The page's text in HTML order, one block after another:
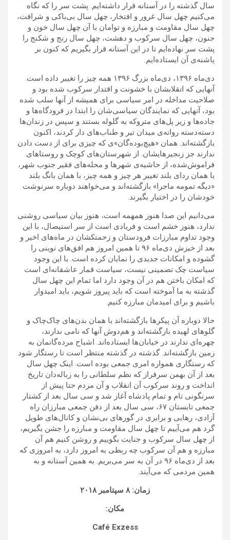
سال گذشته را در آستانه قرار داشته‌ایم. پشت سر را که نگاه
می‌کنیم چهل سال غرور و افتخار، چهل سال بی‌باکی و شرافت،
چهل سال مقاومت و مبارزه و توامان با آن چهل سال خون و
جنون، چهل سال سرکوب و دهشت، چهل سال رنج و شکنج را
پشت سر نهاده‌ایم تا در این آستانه قرار بگیریم که کنون بر
پاشنه‌ی آن ایستاده‌ایم.
دی‌ماه ۱۳۹۶، دی‌ماه بزرگ ۱۳۹۶ همه چیز را تغییر داده است.
آنهایی که انقلابشان با خشونت و اقتدار سرکوب شده بود و
صلاحیت مداخله در امر سیاسی برای همیشه از آنها سلب شده
بود، آنهایی که نمایندگان سیاسی‌شان را ابتدا در فرودگاه‌ها و
جاده‌ها و زیر پل‌های متروکه به گلوله بستند و سپس در زندان‌ها
دسته‌دسته روانه‌ی میدان تیر و طناب‌های دار کردند، اکنون
بازگشته‌اند. همان «هیچ‌بوده‌گان»ی که چیزی برای از دست دادن
ندارند جز زنجیرهایشان. از شهرستان‌های کوچک و روستاهای
فراموش‌شده، از حاشیه‌ی شهرها و محله‌های فقیر جنوب شهر،
با همان ردای بلند تغییر هر چیز و همه چیز، با همان بانگ بلند
«دیگه تمومه ماجرا» بازگشته‌اند و می‌خواهند دوباره سرنوشت
خودشان را در اختیار بگیرند.
می‌دانیم این صدا هنوز همهمه است، هنوز بیان سیاسی روشنی
ندارد، هنوز خشم است و فریادی است از سر استیصال، با این
وجود تداوم مبارزات فرودستان و زحمتکشان در ماه‌های اخیر و
بعد از خیزش دی‌ماه ۹۶ تا همین امروز هم افق‌های نوینی را
گشوده و امکانات جدیدی را نمایان کرده است. با این وجود
سیاست چک تضمینی نیست، سیاست قمار عاشقانه‌ای است
که امکان باختن هم در آن وجود دارد اما تمام این چهل سال
گذشته به ما آموخته است که باید پیروز شویم، باید امیدوار
باشیم و برای امیدمان مبارزه کنیم.
حالا دوباره آن پیکرها بازگشته‌اند با همان بدن‌های چاک‌چاک و
گلوهای لهیده بازگشته‌اند و هم‌دوش آنها که نامی ندارند،
چهره‌ای ندارند در خیابان‌ها ایستاده‌اند. اشباح مرده‌گانمان به
زمین بازگشته‌اند. گذشته در گذشته منتظر است تا رستگار شود
که رستگاری همواره امری جمعی بوده است. اینک چهل سال
بعد از آن بهمن سرفراز که نظم سلطانی را به زباله‌دان تاریخ
انداخت و روند سرکوب آن انقلاب و آن مردم حتا پیش از
سرنگونی تام و تمام پادشاه آغاز شد و سی سال بعد از کشتار
جمعی تابستان ۶۷، سی سال بعد از دفن جمعی مبارزان راه
آزادی، رهایی و برابری در گورهای بی‌نشان و کانال‌های طویل
گرد هم می‌آییم تا چهل سال مقاومت و مبارزه را جشن بگیریم،
از چهل سال سرکوب و جنایت بگوییم و روشن کنیم هم آن
مبارزه و هم آن سرکوب چه ربطی به امروز دارد، به امروزی که
بعد از دی‌ماه ۹۶ در آن به سر می‌بریم. به همین آستانه و به
همین مردمی که می‌آیند.
زمان: ۸ سپتامبر ۲۰۱۸
مکان:
Café Exzess